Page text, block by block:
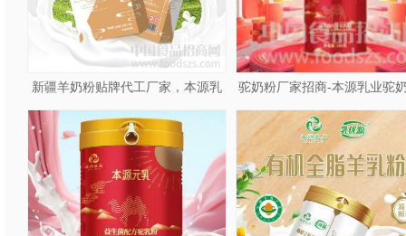
新疆羊奶粉贴牌代工厂家，本源乳
业招商代理
驼奶粉厂家招商-本源乳业驼
加工